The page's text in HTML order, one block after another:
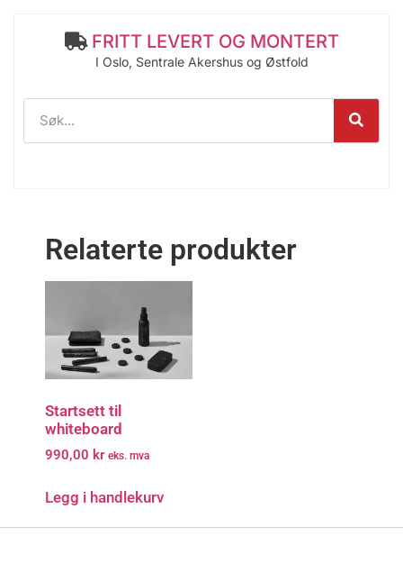
FRITT LEVERT OG MONTERT
I Oslo, Sentrale Akershus og Østfold
Relaterte produkter
Startsett til
whiteboard
990,00 kr eks. mva
Legg i handlekurv